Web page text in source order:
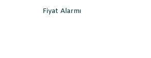
Fiyat Alarmı